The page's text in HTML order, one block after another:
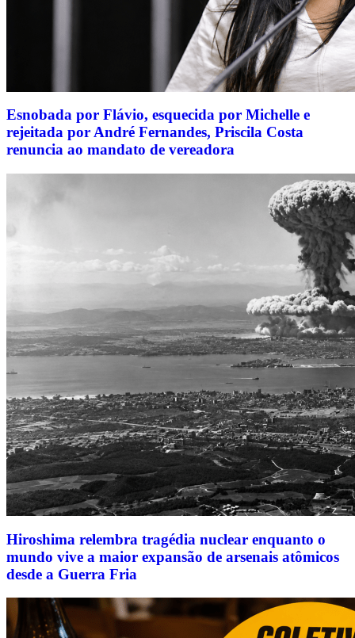
Esnobada por Flávio, esquecida por Michelle e
rejeitada por André Fernandes, Priscila Costa
renuncia ao mandato de vereadora
Hiroshima relembra tragédia nuclear enquanto o
mundo vive a maior expansão de arsenais atômicos
desde a Guerra Fria